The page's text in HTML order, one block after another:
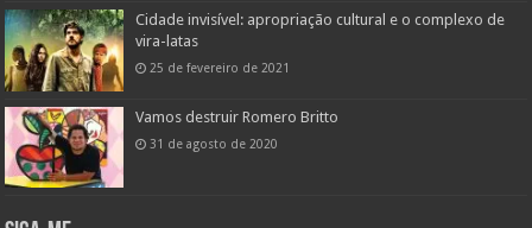
Cidade invisível: apropriação cultural e o complexo de
vira-latas
25 de fevereiro de 2021
Vamos destruir Romero Britto
31 de agosto de 2020